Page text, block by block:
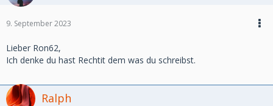
9. September 2023
Lieber Ron62,
Ich denke du hast Rechtit dem was du schreibst.
Ralph